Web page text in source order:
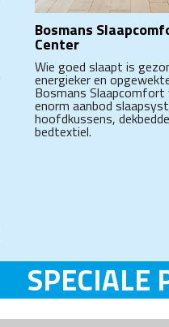
Bosmans
Center
Wie goed slaapt is
energieker en
Bosmans Slaapcomfort
enorm aanbod
hoofdkussens,
bedtextiel.
SPECIALE